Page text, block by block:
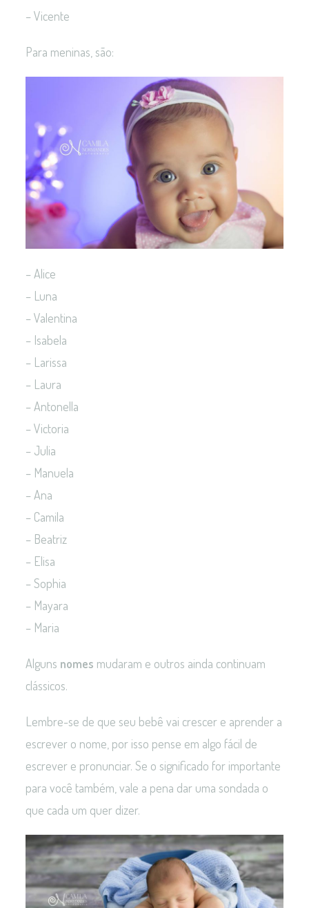
– Vicente
Para meninas, são:
– Alice
– Luna
– Valentina
– Isabela
– Larissa
– Laura
– Antonella
– Victoria
– Julia
– Manuela
– Ana
– Camila
– Beatriz
– Elisa
– Sophia
– Mayara
– Maria
Alguns nomes mudaram e outros ainda continuam
clássicos.
Lembre-se de que seu bebê vai crescer e aprender a
escrever o nome, por isso pense em algo fácil de
escrever e pronunciar. Se o significado for importante
para você também, vale a pena dar uma sondada o
que cada um quer dizer.